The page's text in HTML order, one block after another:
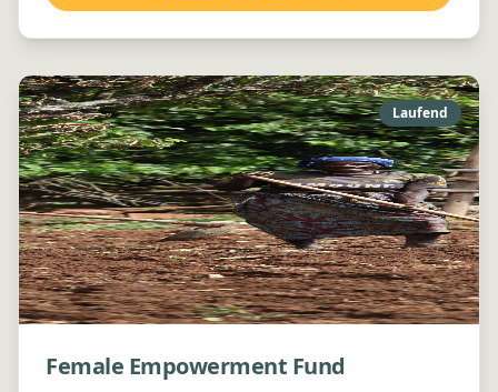
Laufend
Female Empowerment Fund